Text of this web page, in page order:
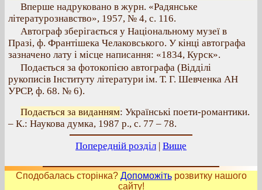
Вперше надруковано в журн. «Радянське
літературознавство», 1957, № 4, с. 116.
Автограф зберігається у Національному музеї в
Празі, ф. Франтішека Челаковського. У кінці автографа
зазначено лату і місце написання: «1834, Курск».
Подається за фотокопією автографа (Відділі
рукописів Інституту літератури ім. Т. Г. Шевченка АН
УРСР, ф. 68. № 6).
Подається за виданням: Українські поети-романтики.
– К.: Наукова думка, 1987 р., с. 77 – 78.
Попередній розділ | Вище
Сподобалась сторінка? Допоможітьрозвитку нашого
сайту!